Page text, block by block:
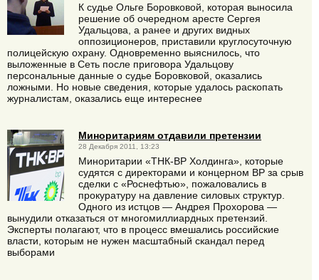
К судье Ольге Боровковой, которая выносила
решение об очередном аресте Сергея
Удальцова, а ранее и других видных
оппозиционеров, приставили круглосуточную
полицейскую охрану. Одновременно выяснилось, что
выложенные в Сеть после приговора Удальцову
персональные данные о судье Боровковой, оказались
ложными. Но новые сведения, которые удалось раскопать
журналистам, оказались еще интереснее
Миноритариям отдавили претензии
28 Декабря 2011, 13:23
Миноритарии «ТНК-ВР Холдинга», которые
судятся с директорами и концерном BP за срыв
сделки с «Роснефтью», пожаловались в
прокуратуру на давление силовых структур.
Одного из истцов — Андрея Прохорова —
вынудили отказаться от многомиллиардных претензий.
Эксперты полагают, что в процесс вмешались российские
власти, которым не нужен масштабный скандал перед
выборами